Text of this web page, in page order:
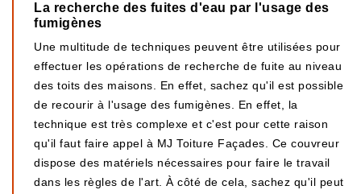
La recherche des fuites d'eau par l'usage des
fumigènes
Une multitude de techniques peuvent être utilisées pour
effectuer les opérations de recherche de fuite au niveau
des toits des maisons. En effet, sachez qu'il est possible
de recourir à l'usage des fumigènes. En effet, la
technique est très complexe et c'est pour cette raison
qu'il faut faire appel à MJ Toiture Façades. Ce couvreur
dispose des matériels nécessaires pour faire le travail
dans les règles de l'art. À côté de cela, sachez qu'il peut